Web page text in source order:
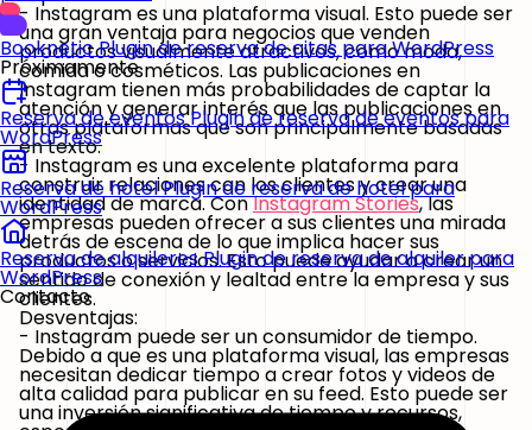
BookneticPlugin de reserva de citas para WordPress
Próximamente
Reserva de eventos Plugin de reserva de eventos para
WordPress
Reserva de hotelPlugin de reserva de hotel para
WordPress
Reserva de alquileresPlugin de reserva de alquiler para
WordPress
Contacto
- Instagram es una plataforma visual. Esto puede ser
una gran ventaja para negocios que venden
productos visualmente atractivos, como moda,
comida o cosméticos. Las publicaciones en
Instagram tienen más probabilidades de captar la
atención y generar interés que las publicaciones en
otras plataformas que son principalmente basadas
en texto.
- Instagram es una excelente plataforma para
construir relaciones con los clientes y crear una
identidad de marca.ConInstagram Stories, las
empresas pueden ofrecer a sus clientes una mirada
detrás de escena de lo que implica hacer sus
productos o servicios. Esto puede ayudar a crear un
sentido de conexión y lealtad entre la empresa y sus
clientes.
Desventajas:
- Instagram puede ser un consumidor de tiempo.
Debido a que es una plataforma visual, las empresas
necesitan dedicar tiempo a crear fotos y videos de
alta calidad para publicar en su feed. Esto puede ser
una inversión significativa de tiempo y recursos,